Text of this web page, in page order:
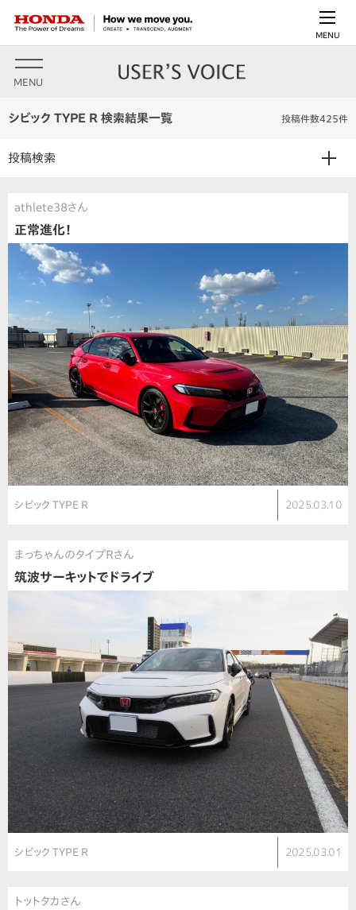
MENU
MENU
シビック TYPE R 検索結果一覧 投稿件数425件
投稿検索
athlete38さん
正常進化！
シビック TYPE R 2025.03.10
まっちゃんのタイプＲさん
筑波サーキットでドライブ
シビック TYPE R 2025.03.01
トットタカさん